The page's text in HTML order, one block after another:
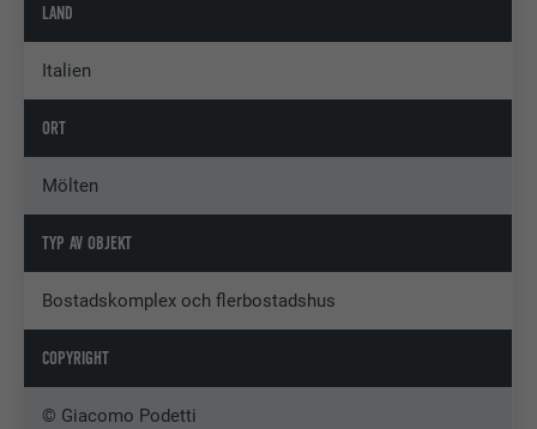
LAND
Italien
ORT
Mölten
TYP AV OBJEKT
Bostadskomplex och flerbostadshus
COPYRIGHT
© Giacomo Podetti